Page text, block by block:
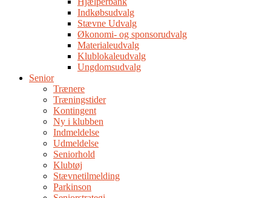
Indkøbsudvalg
Stævne Udvalg
Økonomi- og sponsorudvalg
Materialeudvalg
Klublokaleudvalg
Ungdomsudvalg
Senior
Trænere
Træningstider
Kontingent
Ny i klubben
Indmeldelse
Udmeldelse
Seniorhold
Klubtøj
Stævnetilmelding
Parkinson